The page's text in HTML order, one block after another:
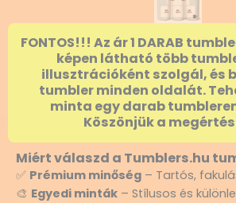
FONTOS!!! Az ár 1 DARAB
képen látható több
illusztrációként szolgál, és
tumbler minden oldalát.
minta egy darab
Köszönjük a
Miért válaszd a Tumblers.hu
✅ Prémium minőség – Tartós,
🎨 Egyedi minták – Stílusos és